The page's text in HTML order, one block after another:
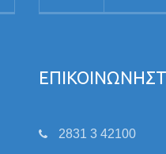
2831 3 42100